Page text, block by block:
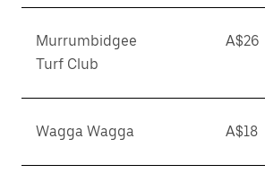
Murrumbidgee
Turf Club
A$26
Wagga Wagga A$18